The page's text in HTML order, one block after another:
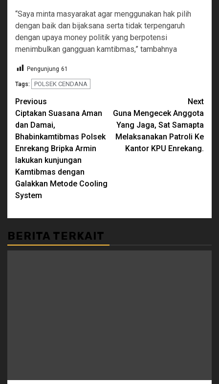
“Saya minta masyarakat agar menggunakan hak pilih
dengan baik dan bijaksana serta tidak terpengaruh
dengan upaya money politik yang berpotensi
menimbulkan gangguan kamtibmas,” tambahnya
Pengunjung 61
Tags: POLSEK CENDANA
Continue
Reading
Previous
Ciptakan Suasana Aman
dan Damai,
Bhabinkamtibmas Polsek
Enrekang Bripka Armin
lakukan kunjungan
Kamtibmas dengan
Galakkan Metode Cooling
System
Next
Guna Mengecek Anggota
Yang Jaga, Sat Samapta
Melaksanakan Patroli Ke
Kantor KPU Enrekang.
BERITA TERKAIT